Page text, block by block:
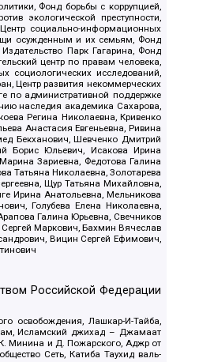
Фонд борьбы с коррупцией,
экологической преступности,
социально-информационных
осужденным и их семьям, Фонд
Парк Гагарина, Фонд
центр по правам человека,
социологических исследований,
Центр развития некоммерческих
по административной поддержке
наследия академика Сахарова,
Регина Николаевна, Кривенко
Анастасия Евгеньевна, Ривина
Бекханович, Шевченко Дмитрий
Борис Юльевич, Исакова Ирина
Зариевна, Федотова Галина
Татьяна Николаевна, Золотарева
Щур Татьяна Михайловна,
Ирина Анатольевна, Мельникова
Голубева Елена Николаевна,
Галина Юрьевна, Свечников
Маркович, Бахмин Вячеслав
Вицин Сергей Ефимович,
Российской Федерации
освобождения, Лашкар-И-Тайба,
Исламский джихад – Джамаат
Минина и Д. Пожарского, Аджр от
Сеть, Катиба Таухид валь-